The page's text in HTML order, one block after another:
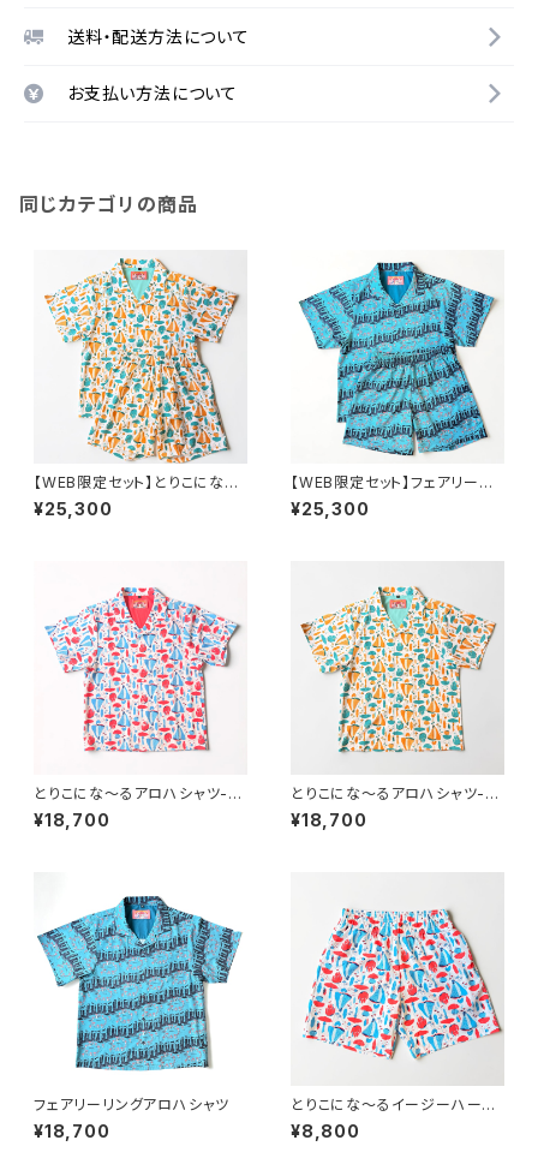
送料・配送方法について
お支払い方法について
同じカテゴリの商品
【WEB限定セット】とりこにな〜
るセットアップ-イエロー
¥25,300
【WEB限定セット】フェアリーリ
ングセットアップ
¥25,300
とりこにな〜るアロハシャツ-レ
ッド
¥18,700
とりこにな〜るアロハシャツ-イ
エロー
¥18,700
フェアリーリングアロハシャツ
¥18,700
とりこにな〜るイージーハーフ
パンツ-レッド
¥8,800